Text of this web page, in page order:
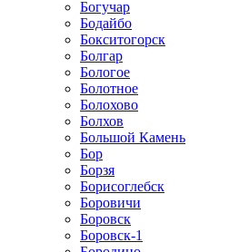
Богучар
Бодайбо
Бокситогорск
Болгар
Бологое
Болотное
Болохово
Болхов
Большой Камень
Бор
Борзя
Борисоглебск
Боровичи
Боровск
Боровск-1